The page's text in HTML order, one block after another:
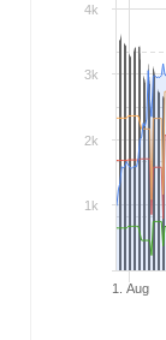
1. Aug
1k
2k
3k
4k